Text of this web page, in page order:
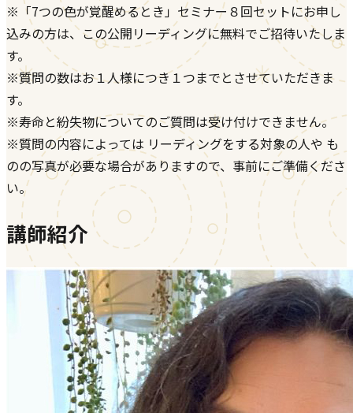
※「7つの色が覚醒めるとき」セミナー８回セットにお申し
込みの方は、この公開リーディングに無料でご招待いたしま
す。
※質問の数はお１人様につき１つまでとさせていただきま
す。
※寿命と紛失物についてのご質問は受け付けできません。
※質問の内容によっては リーディングをする対象の人や も
のの写真が必要な場合がありますので、事前にご準備くださ
い。
講師紹介